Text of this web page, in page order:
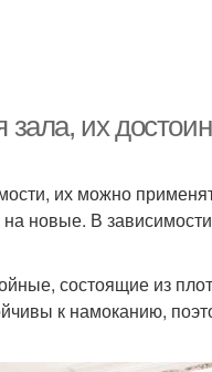
их
их можно
новые. В
состоящие из
к намоканию,